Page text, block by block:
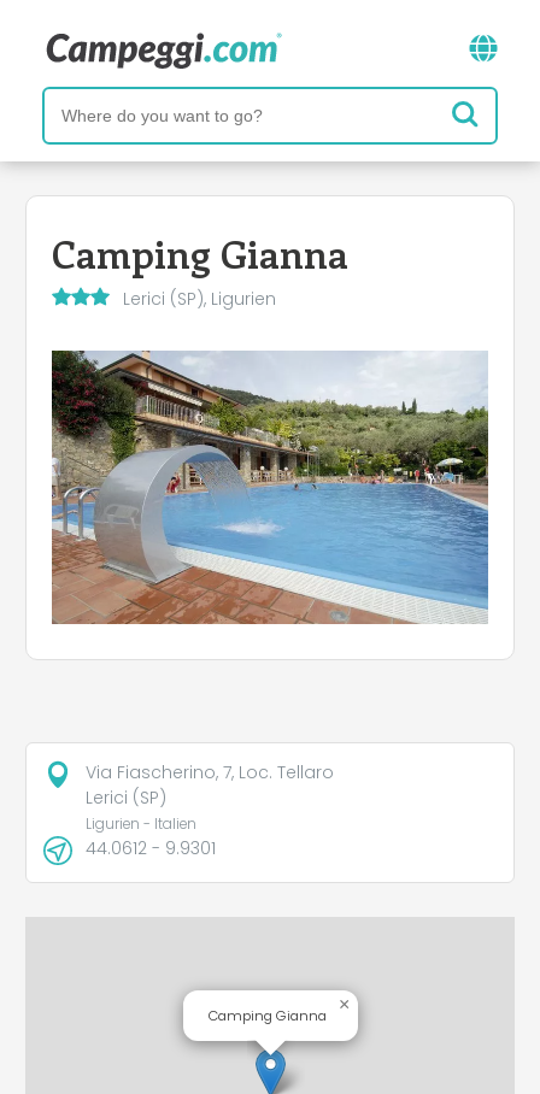
Camping Gianna
Lerici (SP), Ligurien
Via Fiascherino, 7, Loc. Tellaro
Lerici (SP)
Ligurien - Italien
44.0612 - 9.9301
Camping Gianna
×